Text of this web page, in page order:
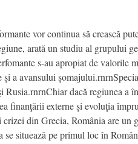
vor continua să crească
arată un studiu al grupului
s-au apropiat de valorile
a avansului
dacă regiunea a
finanţării externe şi evoluţia
din Grecia, România are un
situează pe primul loc în